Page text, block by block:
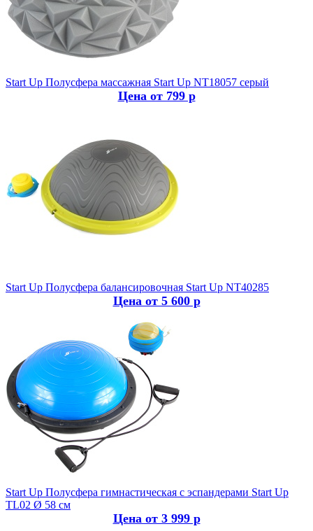
Start Up Полусфера массажная Start Up NT18057 серый
Цена от 799 р
Start Up Полусфера балансировочная Start Up NT40285
Цена от 5 600 р
Start Up Полусфера гимнастическая с эспандерами Start Up
TL02 Ø 58 см
Цена от 3 999 р